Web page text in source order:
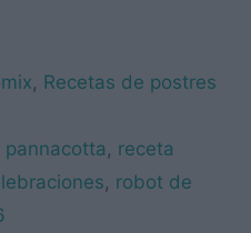
, Recetas de postres
pannacotta , receta
, robot de